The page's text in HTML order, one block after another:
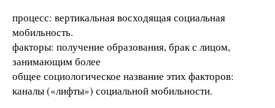
процесс: вертикальная восходящая социальная
мобильность.
факторы: получение образования, брак с лицом,
занимающим более
общее социологическое название этих факторов:
каналы («лифты») социальной мобильности.